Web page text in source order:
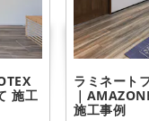
施工
ラミネート
｜
施工事例